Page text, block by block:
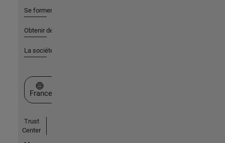
Se former
Obtenir de l'aide
La société
Sélectionner un site web
France
Trust
Center